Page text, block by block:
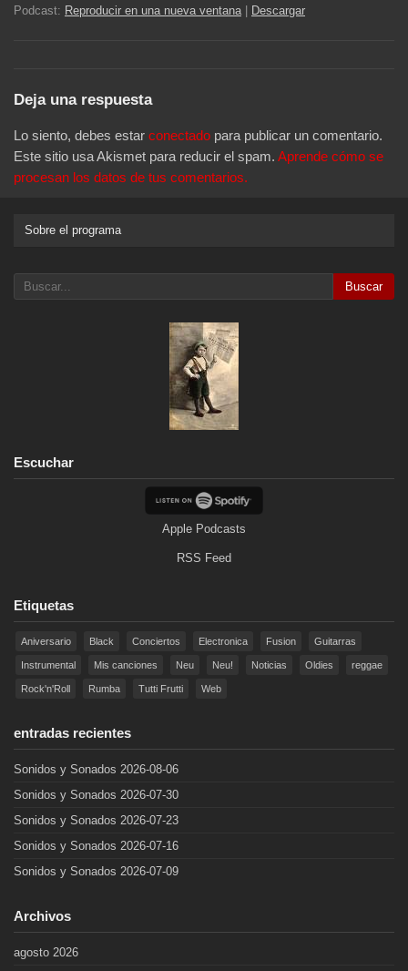
audio
Podcast: Reproducir en una nueva ventana | Descargar
Deja una respuesta
Lo siento, debes estar conectado para publicar un comentario.
Este sitio usa Akismet para reducir el spam. Aprende cómo se
procesan los datos de tus comentarios.
Sobre el programa
Buscar
Escuchar
Apple Podcasts
RSS Feed
Etiquetas
Aniversario Black Conciertos Electronica Fusion Guitarras
Instrumental Mis canciones Neu Neu! Noticias Oldies reggae
Rock'n'Roll Rumba Tutti Frutti Web
entradas recientes
Sonidos y Sonados 2026-08-06
Sonidos y Sonados 2026-07-30
Sonidos y Sonados 2026-07-23
Sonidos y Sonados 2026-07-16
Sonidos y Sonados 2026-07-09
Archivos
agosto 2026